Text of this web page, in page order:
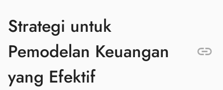
Strategi untuk
Pemodelan Keuangan
yang Efektif